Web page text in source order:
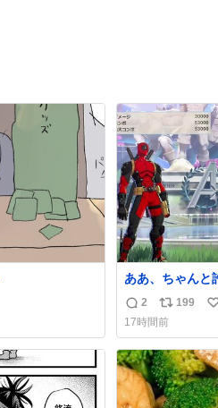
ああ、ちゃんと
ジで『そして時
オブ草
返
信
数
2
リ
ポ
ス
ト
数
199
い
ね
数
17時間前